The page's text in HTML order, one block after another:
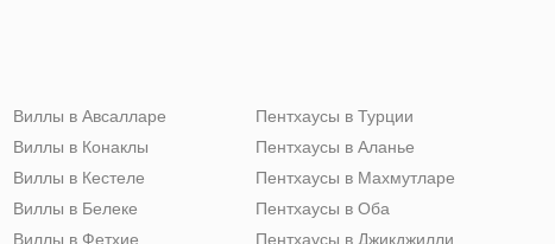
Виллы в Авсалларе
Виллы в Конаклы
Виллы в Кестеле
Виллы в Белеке
Виллы в Фетхие
Пентхаусы в Турции
Пентхаусы в Аланье
Пентхаусы в Махмутларе
Пентхаусы в Оба
Пентхаусы в Джикджилли